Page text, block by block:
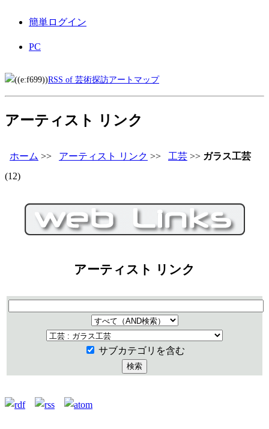
簡単ログイン
PC
RSS of 芸術探訪アートマップ
アーティスト リンク
ホーム >> アーティスト リンク >> 工芸 >> ガラス工芸
(12)
アーティスト リンク
サブカテゴリを含む